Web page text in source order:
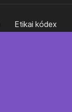
Etikai kódex